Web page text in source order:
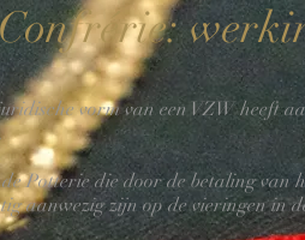
vorm van een VZW heeft
Potterie die door de betaling van
aanwezig zijn op de vieringen in